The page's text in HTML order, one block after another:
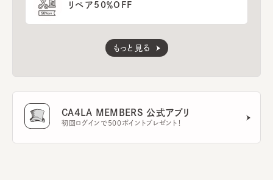
リペア50％OFF
もっと見る
CA4LA MEMBERS 公式アプリ
初回ログインで500ポイントプレゼント！